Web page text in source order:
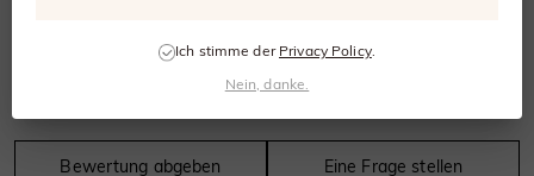
bewertungen
Bewertung abgeben Eine Frage stellen
Ich stimme der Privacy Policy.
Nein, danke.